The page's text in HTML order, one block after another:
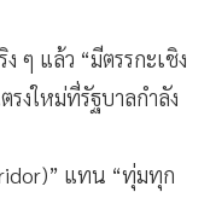
ๆ แล้ว “มีตรรกะเชิง
งใหม่ที่รัฐบาลกำลัง
แทน “ทุ่มทุก